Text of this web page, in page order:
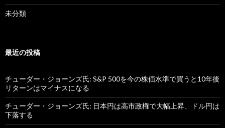
未分類
最近の投稿
チューダー・ジョーンズ氏: S&P 500を今の株価水準で買うと10年後
リターンはマイナスになる
チューダー・ジョーンズ氏: 日本円は高市政権で大幅上昇、ドル円は
下落する